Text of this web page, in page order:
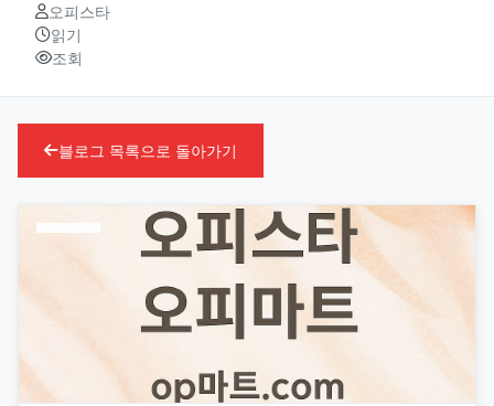
오피스타
읽기
조회
블로그 목록으로 돌아가기